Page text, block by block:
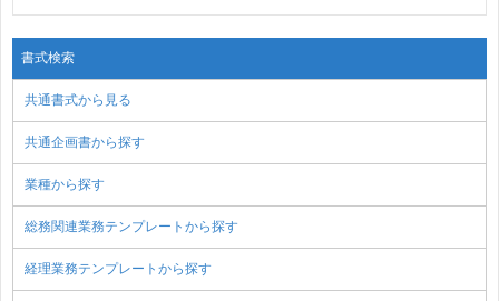
書式検索
共通書式から見る
共通企画書から探す
業種から探す
総務関連業務テンプレートから探す
経理業務テンプレートから探す